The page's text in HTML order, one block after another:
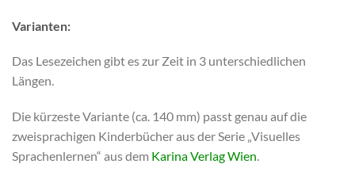
Varianten:
Das Lesezeichen gibt es zur Zeit in 3 unterschiedlichen
Längen.
Die kürzeste Variante (ca. 140 mm) passt genau auf die
zweisprachigen Kinderbücher aus der Serie „Visuelles
Sprachenlernen“ aus dem Karina Verlag Wien.